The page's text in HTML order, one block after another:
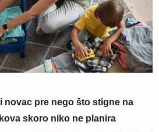
novac pre nego što stigne na
skoro niko ne planira